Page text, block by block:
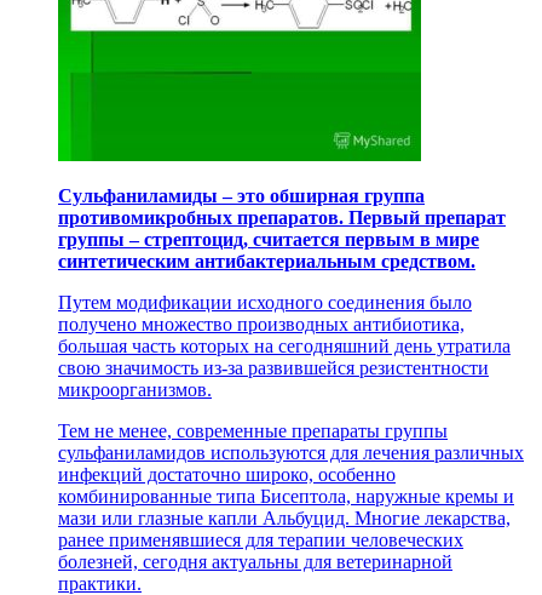
Сульфаниламиды – это обширная группа
противомикробных препаратов. Первый препарат
группы – стрептоцид, считается первым в мире
синтетическим антибактериальным средством.
Путем модификации исходного соединения было
получено множество производных антибиотика,
большая часть которых на сегодняшний день утратила
свою значимость из-за развившейся резистентности
микроорганизмов.
Тем не менее, современные препараты группы
сульфаниламидов используются для лечения различных
инфекций достаточно широко, особенно
комбинированные типа Бисептола, наружные кремы и
мази или глазные капли Альбуцид. Многие лекарства,
ранее применявшиеся для терапии человеческих
болезней, сегодня актуальны для ветеринарной
практики.